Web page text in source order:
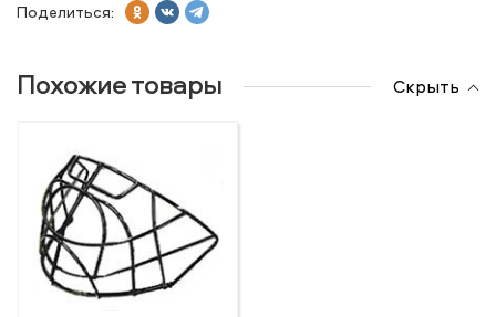
Поделиться:
Похожие товары Скрыть